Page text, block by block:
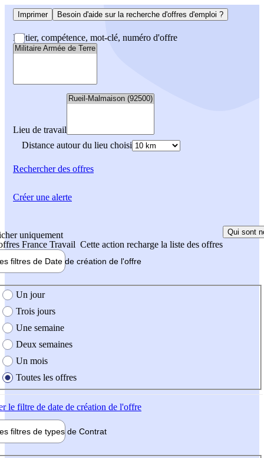
Imprimer Besoin d'aide sur la recherche d'offres d'emploi ?
Métier, compétence, mot-clé, numéro d'offre
Lieu de travail
Distance autour du lieu choisi
Rechercherdes offres
uniquement
France Travail Cette action recharge la liste des offres
Qui sont
filtres de Date de création de l'offre
création de l'offre
Un jour
Trois jours
Une semaine
Deux semaines
Un mois
Toutes les offres
le filtre de date de création de l'offre
filtres de types de Contrat
Créer une alerte